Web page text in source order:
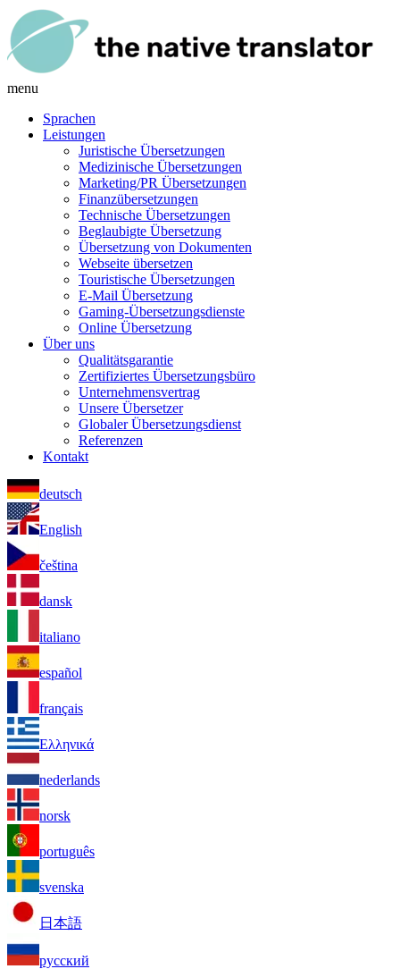
menu
Sprachen
Leistungen
Juristische Übersetzungen
Medizinische Übersetzungen
Marketing/PR Übersetzungen
Finanzübersetzungen
Technische Übersetzungen
Beglaubigte Übersetzung
Übersetzung von Dokumenten
Webseite übersetzen
Touristische Übersetzungen
E-Mail Übersetzung
Gaming-Übersetzungsdienste
Online Übersetzung
Über uns
Qualitätsgarantie
Zertifiziertes Übersetzungsbüro
Unternehmensvertrag
Unsere Übersetzer
Globaler Übersetzungsdienst
Referenzen
Kontakt
deutsch
English
čeština
dansk
italiano
español
français
Ελληνικά
nederlands
norsk
português
svenska
日本語
русский